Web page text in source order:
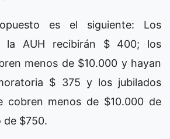
es el siguiente: Los
la AUH recibirán $ 400; los
menos de $10.000 y hayan
$ 375 y los jubilados
cobren menos de $10.000 de
de $750.